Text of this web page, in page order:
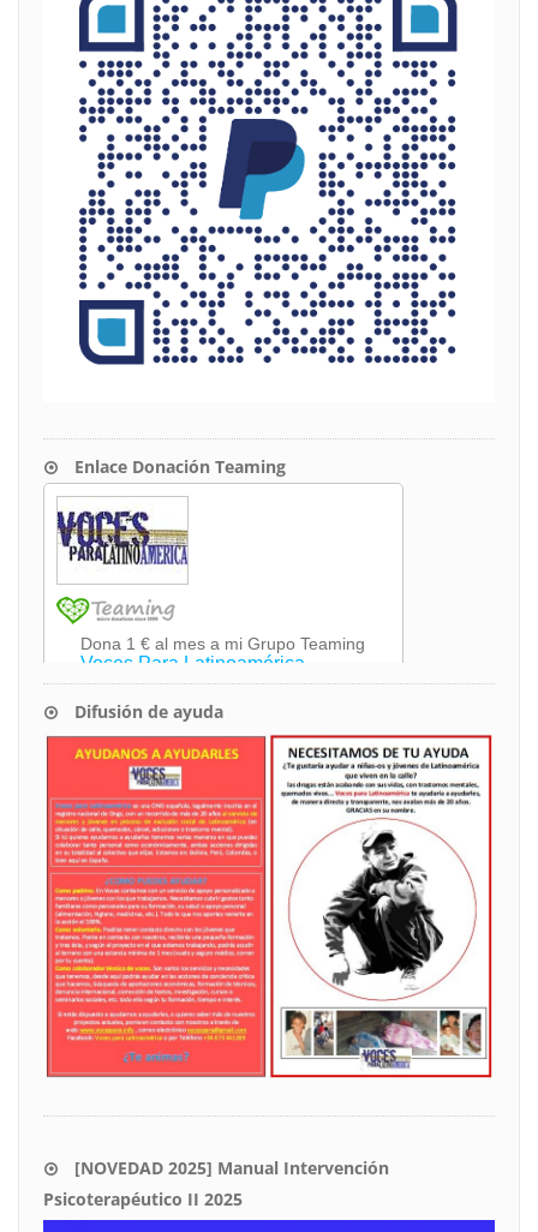
Enlace Donación Teaming
Difusión de ayuda
[NOVEDAD 2025] Manual Intervención
Psicoterapéutico II 2025